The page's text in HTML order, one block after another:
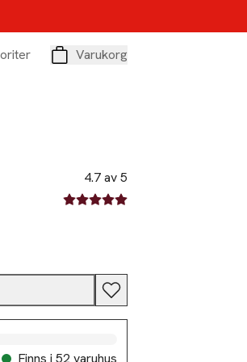
Varukorg
4.7 av 5
4.7 av fem stjärnor
Finns i 52 varuhus